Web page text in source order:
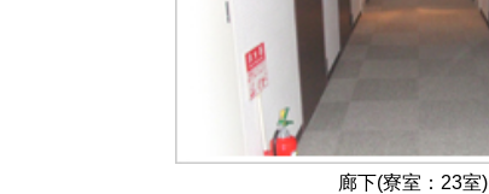
廊下(寮室：23室)